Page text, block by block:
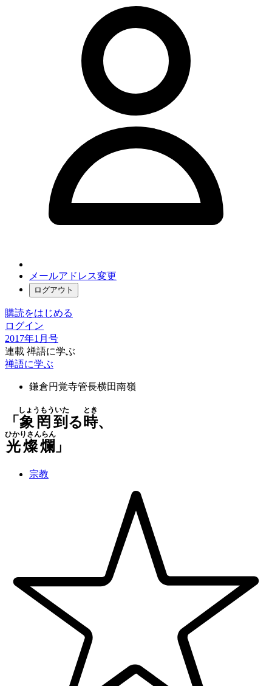
メールアドレス変更
ログアウト
購読をはじめる
ログイン
2017年1月号
連載 禅語に学ぶ
禅語に学ぶ
鎌倉円覚寺管長横田南嶺
「 象罔到
しょうもういた
る 時
とき
、
光燦爛
ひかりさんらん
」
宗教